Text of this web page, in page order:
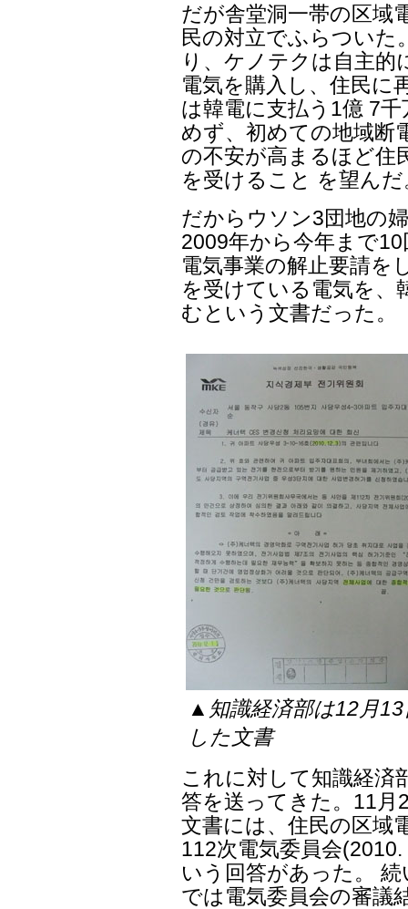
だが舎堂洞一帯の区域
民の対立でふらついた
り、ケノテクは自主的
電気を購入し、住民に
は韓電に支払う1億 7
めず、初めての地域断
の不安が高まるほど住
を受けること を望んだ
だからウソン3団地の
2009年から今年まで
電気事業の解止要請を
を受けている電気を、
むという文書だった。
▲知識経済部は12月
した文書
これに対して知識経済
答を送ってきた。11月
文書には、住民の区域
112次電気委員会
いう回答があった。
では電気委員会の審議